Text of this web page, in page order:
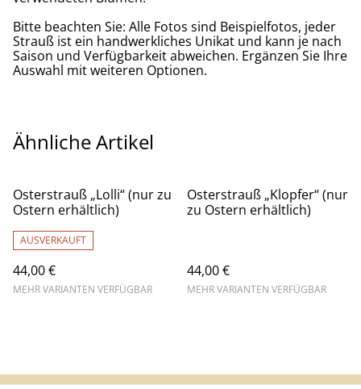
Bitte beachten Sie: Alle Fotos sind Beispielfotos, jeder
Strauß ist ein handwerkliches Unikat und kann je nach
Saison und Verfügbarkeit abweichen. Ergänzen Sie Ihre
Auswahl mit weiteren Optionen.
Ähnliche Artikel
Osterstrauß „Lolli“ (nur zu
Ostern erhältlich)
AUSVERKAUFT
44,00 €
MEHR VARIANTEN VERFÜGBAR
Osterstrauß „Klopfer“ (nur
zu Ostern erhältlich)
44,00 €
MEHR VARIANTEN VERFÜGBAR